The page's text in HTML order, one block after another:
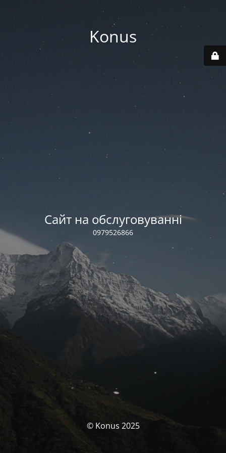
Konus
Сайт на обслуговуванні
0979526866
© Konus 2025